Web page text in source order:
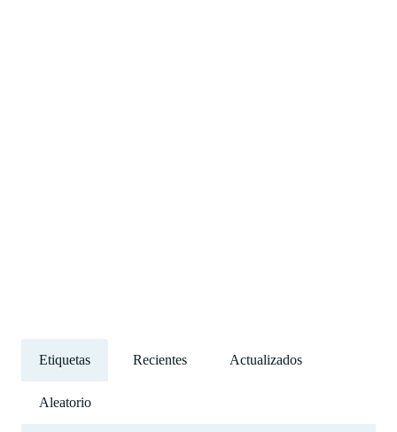
Etiquetas Recientes Actualizados
Aleatorio